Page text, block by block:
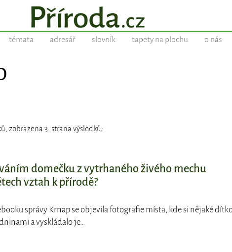
témata adresář slovník tapety na plochu o nás
zobrazena 3. strana výsledků:
domečku z vytrhaného živého mechu
vztah k přírodě?
správy Krnap se objevila fotografie místa, kde si nějaké
a vyskládalo je…